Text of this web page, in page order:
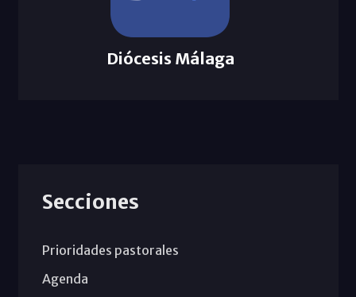
Diócesis Málaga
Secciones
Prioridades pastorales
Agenda